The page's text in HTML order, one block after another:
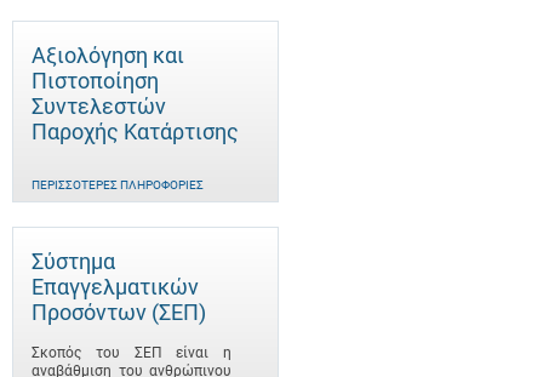
Αξιολόγηση και
Πιστοποίηση
Συντελεστών
Παροχής Κατάρτισης
ΠΕΡΙΣΣΌΤΕΡΕΣ ΠΛΗΡΟΦΟΡΊΕΣ
Σύστημα
Επαγγελματικών
Προσόντων (ΣΕΠ)
Σκοπός του ΣΕΠ είναι η
αναβάθμιση του ανθρώπινου